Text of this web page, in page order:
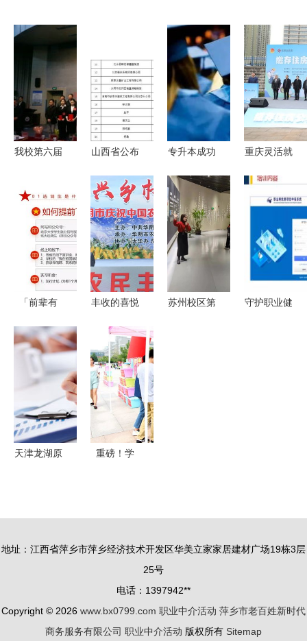
我校第六届
创业教育宣
传月活动圆
满闭幕
山西省公布
企业黑名单
长治市11起
不法行为引
关注
专升本成功
学历辨析与
职业攻略
重庆灵活就
全国率先
「前辈有
科类求职分
享座谈会第
二期活动回
顾
丰收的喜悦
搏——记华
阴市庆祝中
国农民丰收
节暨扶贫产
品推介活动
苏州校区第
守护职业健
天津龙湖原
势
重磅！学
精品项目，
介活动创新
推
地址：江西省萍乡市萍乡经济技术开发区华美立家家居建材广场19栋3层
25号
电话：1397942**
Copyright © 2026 www.bx0799.com 职业中介活动 萍乡市老百姓新时代
商务服务有限公司 职业中介活动 版权所有 Sitemap